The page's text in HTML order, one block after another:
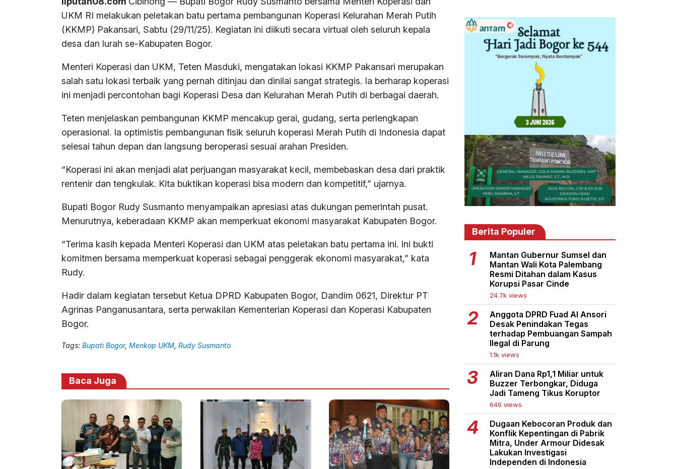
UKM RI melakukan peletakan batu pertama pembangunan Koperasi Kelurahan Merah Putih
(KKMP) Pakansari, Sabtu (29/11/25). Kegiatan ini diikuti secara virtual oleh seluruh kepala
desa dan lurah se-Kabupaten Bogor.
Menteri Koperasi dan UKM, Teten Masduki, mengatakan lokasi KKMP Pakansari merupakan
salah satu lokasi terbaik yang pernah ditinjau dan dinilai sangat strategis. Ia berharap koperasi
ini menjadi percontohan bagi Koperasi Desa dan Kelurahan Merah Putih di berbagai daerah.
Teten menjelaskan pembangunan KKMP mencakup gerai, gudang, serta perlengkapan
operasional. Ia optimistis pembangunan fisik seluruh koperasi Merah Putih di Indonesia dapat
selesai tahun depan dan langsung beroperasi sesuai arahan Presiden.
“Koperasi ini akan menjadi alat perjuangan masyarakat kecil, membebaskan desa dari praktik
rentenir dan tengkulak. Kita buktikan koperasi bisa modern dan kompetitif,” ujarnya.
Bupati Bogor Rudy Susmanto menyampaikan apresiasi atas dukungan pemerintah pusat.
Menurutnya, keberadaan KKMP akan memperkuat ekonomi masyarakat Kabupaten Bogor.
“Terima kasih kepada Menteri Koperasi dan UKM atas peletakan batu pertama ini. Ini bukti
komitmen bersama memperkuat koperasi sebagai penggerak ekonomi masyarakat,” kata
Rudy.
Hadir dalam kegiatan tersebut Ketua DPRD Kabupaten Bogor, Dandim 0621, Direktur PT
Agrinas Panganusantara, serta perwakilan Kementerian Koperasi dan Koperasi Kabupaten
Bogor.
Tags: Bupati Bogor, Menkop UKM Rudy Susmanto
Baca Juga
Berita Populer
Mantan Gubernur Sumsel dan
Mantan Wali Kota Palembang
Resmi Ditahan dalam Kasus
Korupsi Pasar Cinde
24.7k views
Anggota DPRD Fuad Al Ansori
Desak Penindakan Tegas
terhadap Pembuangan Sampah
Ilegal di Parung
1.1k views
Aliran Dana Rp1,1 Miliar untuk
Buzzer Terbongkar, Diduga
Jadi Tameng Tikus Koruptor
646 views
Dugaan Kebocoran Produk dan
Konflik Kepentingan di Pabrik
Mitra, Under Armour Didesak
Lakukan Investigasi
Independen di Indonesia